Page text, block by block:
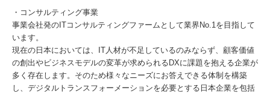
・コンサルティング事業
事業会社発のITコンサルティングファームとして業界No.1を目指して
います。
現在の日本においては、IT人材が不足しているのみならず、顧客価値
の創出やビジネスモデルの変革が求められるDXに課題を抱える企業が
多く存在します。そのため様々なニーズにお答えできる体制を構築
し、デジタルトランスフォーメーションを必要とする日本企業を包括